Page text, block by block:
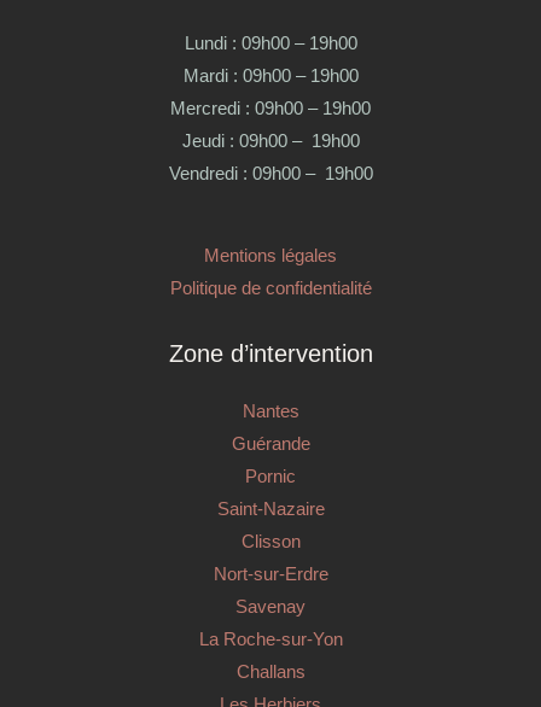
Lundi : 09h00 – 19h00
Mardi : 09h00 – 19h00
Mercredi : 09h00 – 19h00
Jeudi : 09h00 – 19h00
Vendredi : 09h00 – 19h00
Mentions légales
Politique de confidentialité
Zone d’intervention
Nantes
Guérande
Pornic
Saint-Nazaire
Clisson
Nort-sur-Erdre
Savenay
La Roche-sur-Yon
Challans